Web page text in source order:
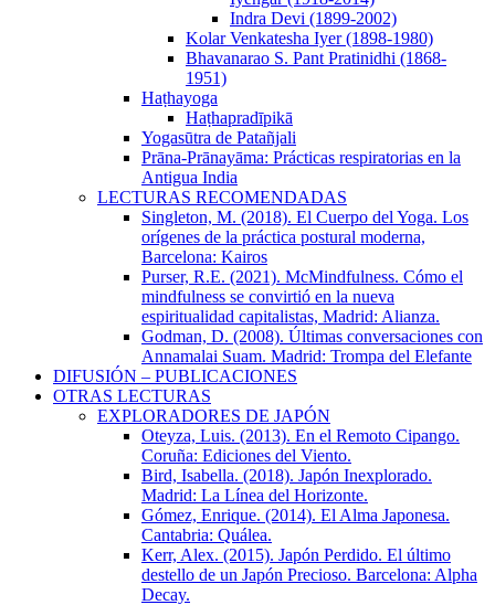
Indra Devi (1899-2002)
Kolar Venkatesha Iyer (1898-1980)
Bhavanarao S. Pant Pratinidhi (1868-
1951)
Haṭhayoga
Haṭhapradīpikā
Yogasūtra de Patañjali
Prāna-Prānayāma: Prácticas respiratorias en la
Antigua India
LECTURAS RECOMENDADAS
Singleton, M. (2018). El Cuerpo del Yoga. Los
orígenes de la práctica postural moderna,
Barcelona: Kairos
Purser, R.E. (2021). McMindfulness. Cómo el
mindfulness se convirtió en la nueva
espiritualidad capitalistas, Madrid: Alianza.
Godman, D. (2008). Últimas conversaciones con
Annamalai Suam. Madrid: Trompa del Elefante
DIFUSIÓN – PUBLICACIONES
OTRAS LECTURAS
EXPLORADORES DE JAPÓN
Oteyza, Luis. (2013). En el Remoto Cipango.
Coruña: Ediciones del Viento.
Bird, Isabella. (2018). Japón Inexplorado.
Madrid: La Línea del Horizonte.
Gómez, Enrique. (2014). El Alma Japonesa.
Cantabria: Quálea.
Kerr, Alex. (2015). Japón Perdido. El último
destello de un Japón Precioso. Barcelona: Alpha
Decay.